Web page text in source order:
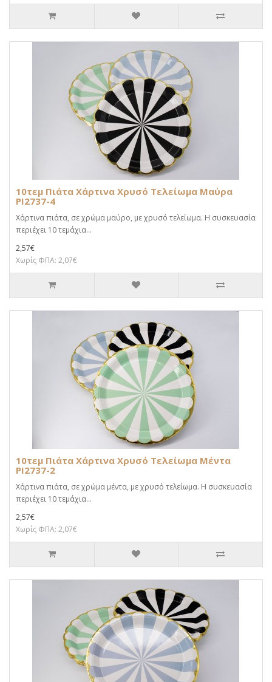
10τεμ Πιάτα Χάρτινα Χρυσό Τελείωμα Μαύρα
PI2737-4
Χάρτινα πιάτα, σε χρώμα μαύρο, με χρυσό τελείωμα. Η συσκευασία
περιέχει 10 τεμάχια...
2,57€
Χωρίς ΦΠΑ: 2,07€
10τεμ Πιάτα Χάρτινα Χρυσό Τελείωμα Μέντα
PI2737-2
Χάρτινα πιάτα, σε χρώμα μέντα, με χρυσό τελείωμα. Η συσκευασία
περιέχει 10 τεμάχια...
2,57€
Χωρίς ΦΠΑ: 2,07€